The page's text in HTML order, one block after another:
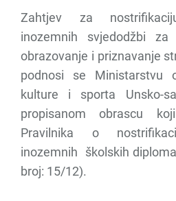
Zahtjev za
inozemnih svjedodžbi
obrazovanje i priznavanje
podnosi se Ministarstvu
kulture i sporta Unsko-
propisanom obrascu
Pravilnika o
inozemnih školskih diploma
broj: 15/12).